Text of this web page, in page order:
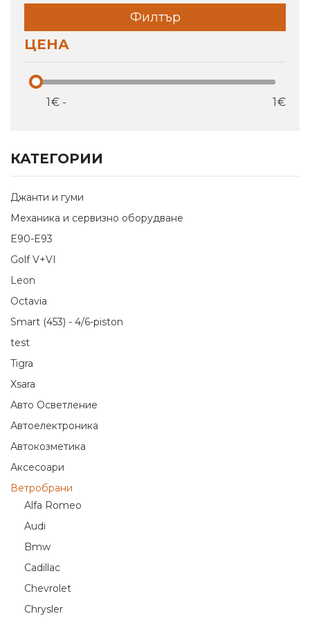
Филтър
ЦЕНА
€ - €
КАТЕГОРИИ
Джанти и гуми
Механика и сервизно оборудване
E90-E93
Golf V+VI
Leon
Octavia
Smart (453) - 4/6-piston
test
Tigra
Xsara
Авто Осветление
Автоелектроника
Автокозметика
Аксесоари
Ветробрани
Alfa Romeo
Audi
Bmw
Cadillac
Chevrolet
Chrysler